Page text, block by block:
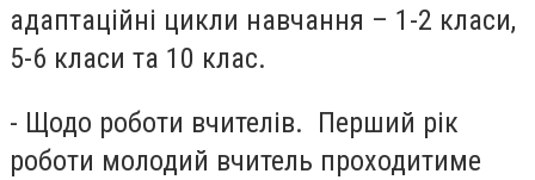
адаптаційні цикли навчання – 1-2 класи,
5-6 класи та 10 клас.
- Щодо роботи вчителів. Перший рік
роботи молодий вчитель проходитиме